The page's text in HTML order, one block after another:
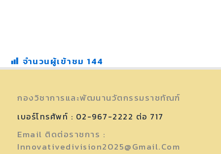
จำนวนผู้เข้าชม 144
กองวิชาการและพัฒนานวัตกรรมราชทัณฑ์
เบอร์โทรศัพท์ : 02-967-2222 ต่อ 717
Email ติดต่อราชการ :
Innovativedivision2025@gmail.com